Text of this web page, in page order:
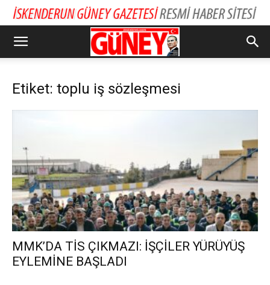
Etiket: toplu iş sözleşmesi
MMK’DA TİS ÇIKMAZI: İŞÇİLER YÜRÜYÜŞ
EYLEMİNE BAŞLADI